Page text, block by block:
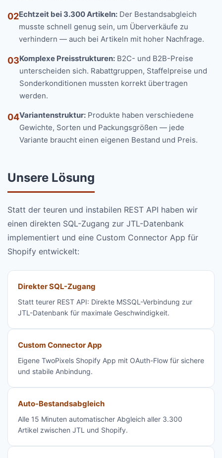
02Echtzeit bei 3.300 Artikeln: Der Bestandsabgleich
musste schnell genug sein, um Überverkäufe zu
verhindern — auch bei Artikeln mit hoher Nachfrage.
03Komplexe Preisstrukturen: B2C- und B2B-Preise
unterscheiden sich. Rabattgruppen, Staffelpreise und
Sonderkonditionen mussten korrekt übertragen
werden.
04Variantenstruktur: Produkte haben verschiedene
Gewichte, Sorten und Packungsgrößen — jede
Variante braucht einen eigenen Bestand und Preis.
Unsere Lösung
Statt der teuren und instabilen REST API haben wir
einen direkten SQL-Zugang zur JTL-Datenbank
implementiert und eine Custom Connector App für
Shopify entwickelt:
Direkter SQL-Zugang
Statt teurer REST API: Direkte MSSQL-Verbindung zur
JTL-Datenbank für maximale Geschwindigkeit.
Custom Connector App
Eigene TwoPixels Shopify App mit OAuth-Flow für sichere
und stabile Anbindung.
Auto-Bestandsabgleich
Alle 15 Minuten automatischer Abgleich aller 3.300
Artikel zwischen JTL und Shopify.